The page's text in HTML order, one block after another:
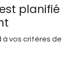
planifié
vos critères de